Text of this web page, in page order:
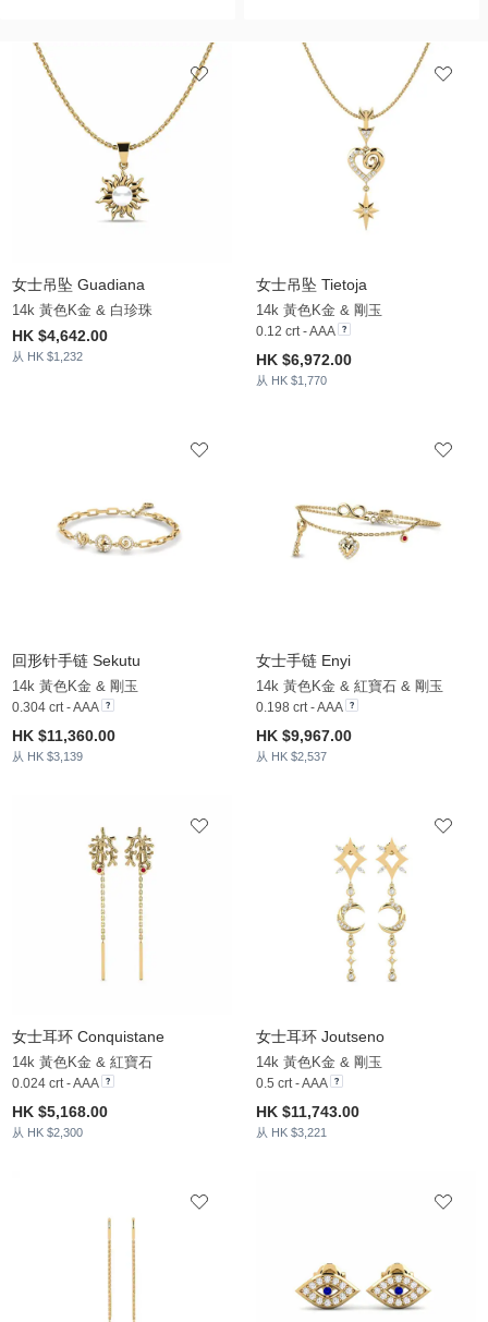
女士吊坠 Guadiana
14k 黃色K金 & 白珍珠
HK $4,642.00
从 HK $1,232
女士吊坠 Tietoja
14k 黃色K金 & 剛玉
0.12 crt - AAA
HK $6,972.00
从 HK $1,770
回形针手链 Sekutu
14k 黃色K金 & 剛玉
0.304 crt - AAA
HK $11,360.00
从 HK $3,139
女士手链 Enyi
14k 黃色K金 & 紅寶石 & 剛玉
0.198 crt - AAA
HK $9,967.00
从 HK $2,537
女士耳环 Conquistane
14k 黃色K金 & 紅寶石
0.024 crt - AAA
HK $5,168.00
从 HK $2,300
女士耳环 Joutseno
14k 黃色K金 & 剛玉
0.5 crt - AAA
HK $11,743.00
从 HK $3,221